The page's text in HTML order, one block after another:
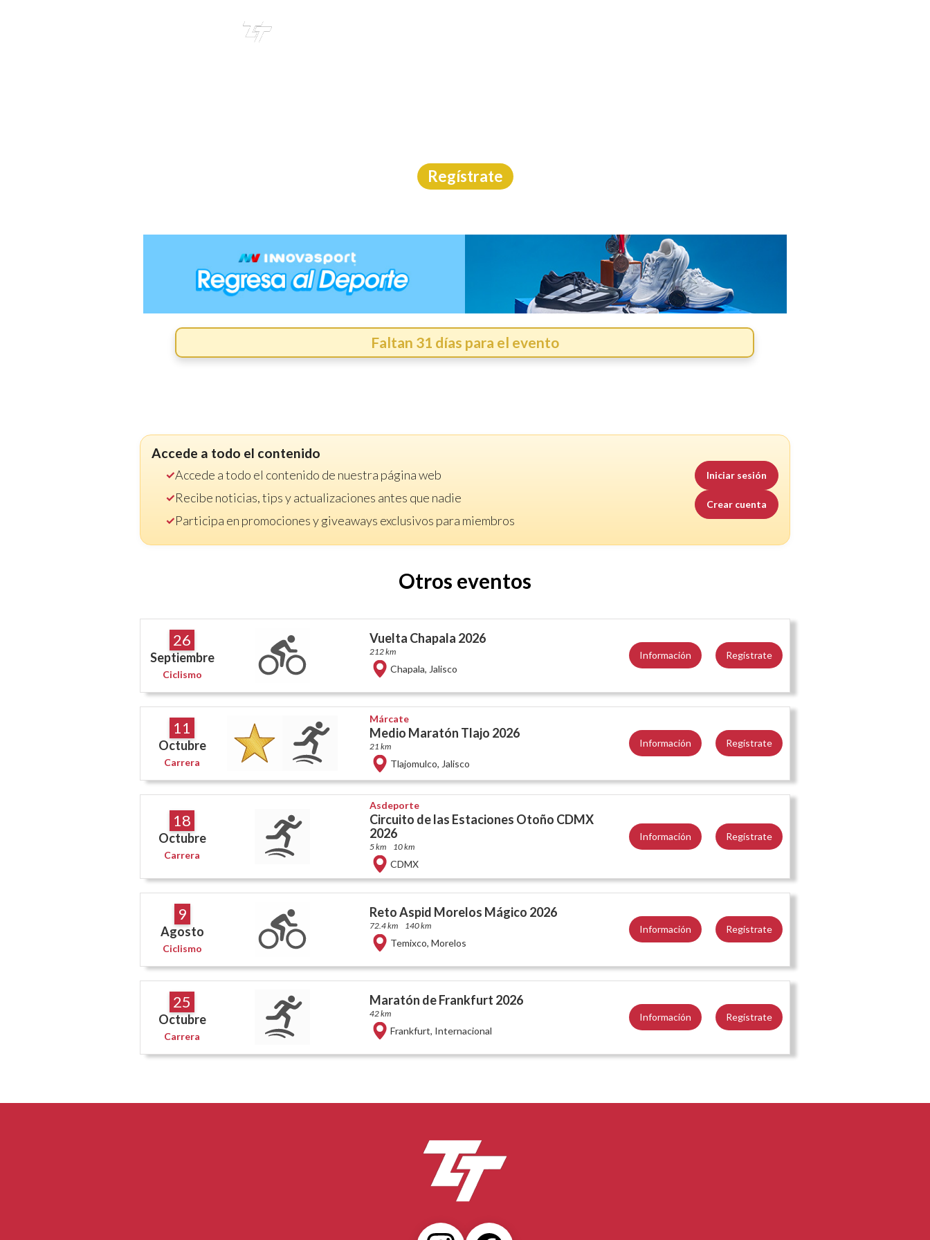
Regístrate
Faltan 31 días para el evento
Accede a todo el contenido
Accede a todo el contenido de nuestra página web
Recibe noticias, tips y actualizaciones antes que nadie
Participa en promociones y giveaways exclusivos para miembros
Iniciar sesión
Crear cuenta
Otros eventos
26
Septiembre
Ciclismo
Vuelta Chapala 2026
212 km
Chapala, Jalisco
Información Regístrate
11
Octubre
Carrera
Márcate
Medio Maratón Tlajo 2026
21 km
Tlajomulco, Jalisco
Información Regístrate
18
Octubre
Carrera
Asdeporte
Circuito de las Estaciones Otoño CDMX
2026
5 km 10 km
CDMX
Información Regístrate
9
Agosto
Ciclismo
Reto Aspid Morelos Mágico 2026
72.4 km 140 km
Temixco, Morelos
Información Regístrate
25
Octubre
Carrera
Maratón de Frankfurt 2026
42 km
Frankfurt, Internacional
Información Regístrate